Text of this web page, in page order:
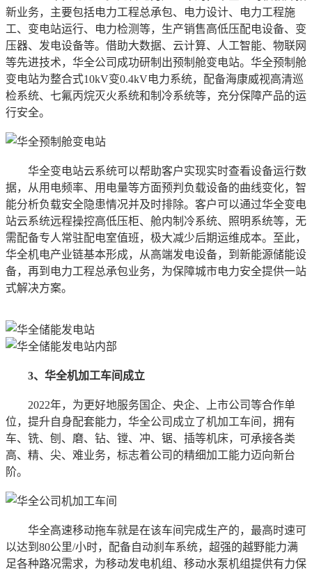
新业务，主要包括电力工程总承包、电力设计、电力工程施
工、变电站运行、电力检测等，生产销售高低压配电设备、变
压器、发电设备等。借助大数据、云计算、人工智能、物联网
等先进技术，华全公司成功研制出预制舱变电站。华全预制舱
变电站为整合式10kV变0.4kV电力系统，配备海康威视高清巡
检系统、七氟丙烷灭火系统和制冷系统等，充分保障产品的运
行安全。
华全变电站云系统可以帮助客户实现实时查看设备运行数
据，从用电频率、用电量等方面预判负载设备的曲线变化，智
能分析负载安全隐患情况并及时排除。客户可以通过华全变电
站云系统远程操控高低压柜、舱内制冷系统、照明系统等，无
需配备专人常驻配电室值班，极大减少后期运维成本。至此，
华全机电产业链基本形成，从高端发电设备，到新能源储能设
备，再到电力工程总承包业务，为保障城市电力安全提供一站
式解决方案。
3、华全机加工车间成立
2022年，为更好地服务国企、央企、上市公司等合作单
位，提升自身配套能力，华全公司成立了机加工车间，拥有
车、铣、刨、磨、钻、镗、冲、锯、插等机床，可承接各类
高、精、尖、难业务，标志着公司的精细加工能力迈向新台
阶。
华全高速移动拖车就是在该车间完成生产的，最高时速可
以达到80公里/小时，配备自动刹车系统，超强的越野能力满
足各种路况需求，为移动发电机组、移动水泵机组提供有力保